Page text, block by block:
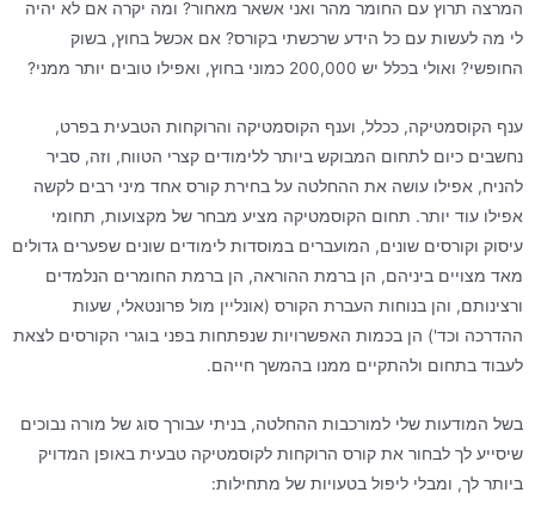
המרצה תרוץ עם החומר מהר ואני אשאר מאחור? ומה יקרה אם לא יהיה
לי מה לעשות עם כל הידע שרכשתי בקורס? אם אכשל בחוץ, בשוק
החופשי? ואולי בכלל יש 200,000 כמוני בחוץ, ואפילו טובים יותר ממני?
ענף הקוסמטיקה, ככלל, וענף הקוסמטיקה והרוקחות הטבעית בפרט,
נחשבים כיום לתחום המבוקש ביותר ללימודים קצרי הטווח, וזה, סביר
להניח, אפילו עושה את ההחלטה על בחירת קורס אחד מיני רבים לקשה
אפילו עוד יותר. תחום הקוסמטיקה מציע מבחר של מקצועות, תחומי
עיסוק וקורסים שונים, המועברים במוסדות לימודים שונים שפערים גדולים
מאד מצויים ביניהם, הן ברמת ההוראה, הן ברמת החומרים הנלמדים
ורצינותם, והן בנוחות העברת הקורס (אונליין מול פרונטאלי, שעות
ההדרכה וכד') הן בכמות האפשרויות שנפתחות בפני בוגרי הקורסים לצאת
לעבוד בתחום ולהתקיים ממנו בהמשך חייהם.
בשל המודעות שלי למורכבות ההחלטה, בניתי עבורך סוג של מורה נבוכים
שיסייע לך לבחור את קורס הרוקחות לקוסמטיקה טבעית באופן המדויק
ביותר לך, ומבלי ליפול בטעויות של מתחילות: